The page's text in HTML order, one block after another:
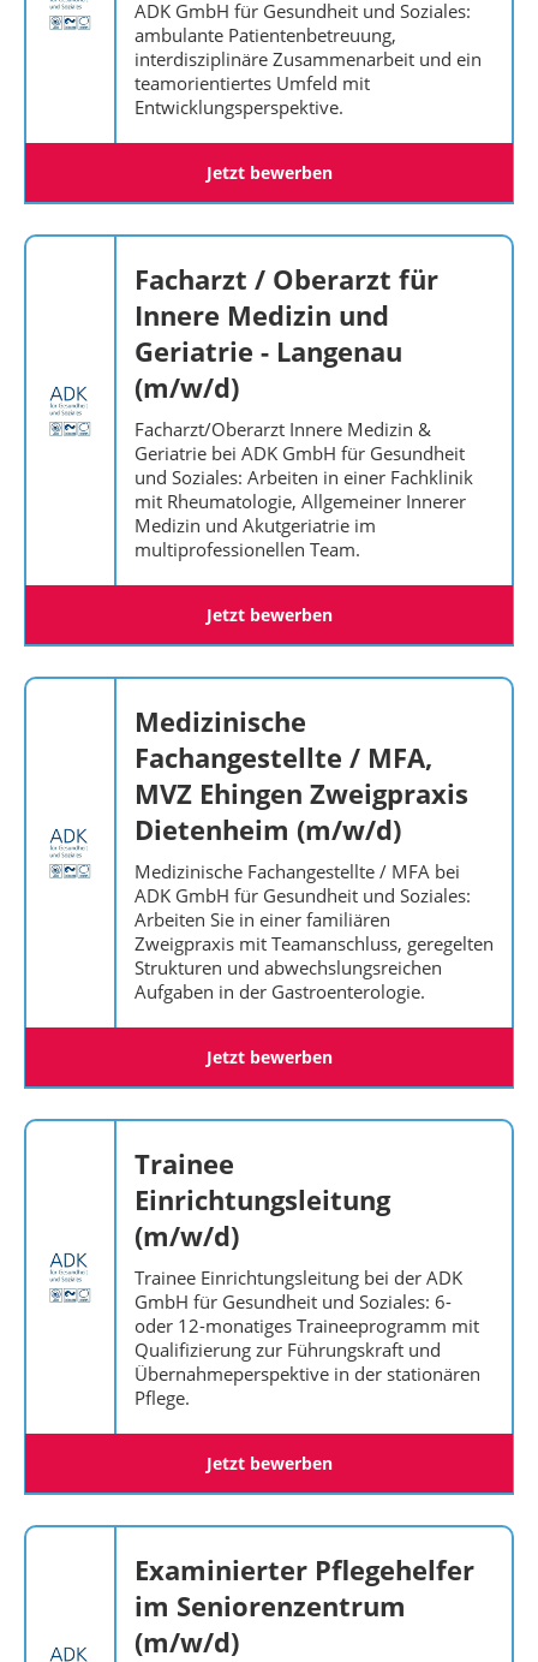
ADK GmbH für Gesundheit und Soziales:
ambulante Patientenbetreuung,
interdisziplinäre Zusammenarbeit und ein
teamorientiertes Umfeld mit
Entwicklungsperspektive.
Jetzt bewerben
Facharzt / Oberarzt für
Innere Medizin und
Geriatrie - Langenau
(m/w/d)
Facharzt/Oberarzt Innere Medizin &
Geriatrie bei ADK GmbH für Gesundheit
und Soziales: Arbeiten in einer Fachklinik
mit Rheumatologie, Allgemeiner Innerer
Medizin und Akutgeriatrie im
multiprofessionellen Team.
Jetzt bewerben
Medizinische
Fachangestellte / MFA,
MVZ Ehingen Zweigpraxis
Dietenheim (m/w/d)
Medizinische Fachangestellte / MFA bei
ADK GmbH für Gesundheit und Soziales:
Arbeiten Sie in einer familiären
Zweigpraxis mit Teamanschluss, geregelten
Strukturen und abwechslungsreichen
Aufgaben in der Gastroenterologie.
Jetzt bewerben
Trainee
Einrichtungsleitung
(m/w/d)
Trainee Einrichtungsleitung bei der ADK
GmbH für Gesundheit und Soziales: 6-
oder 12-monatiges Traineeprogramm mit
Qualifizierung zur Führungskraft und
Übernahmeperspektive in der stationären
Pflege.
Jetzt bewerben
Examinierter Pflegehelfer
im Seniorenzentrum
(m/w/d)